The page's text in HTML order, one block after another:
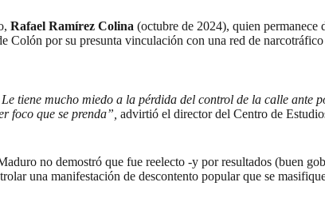
Rafael Ramírez Colina (octubre de 2024), quien
por su presunta vinculación con una red de
tiene mucho miedo a la pérdida del control de la calle ante
foco que se prenda”, advirtió el director del Centro de
no demostró que fue reelecto -y por resultados (buen
una manifestación de descontento popular que se